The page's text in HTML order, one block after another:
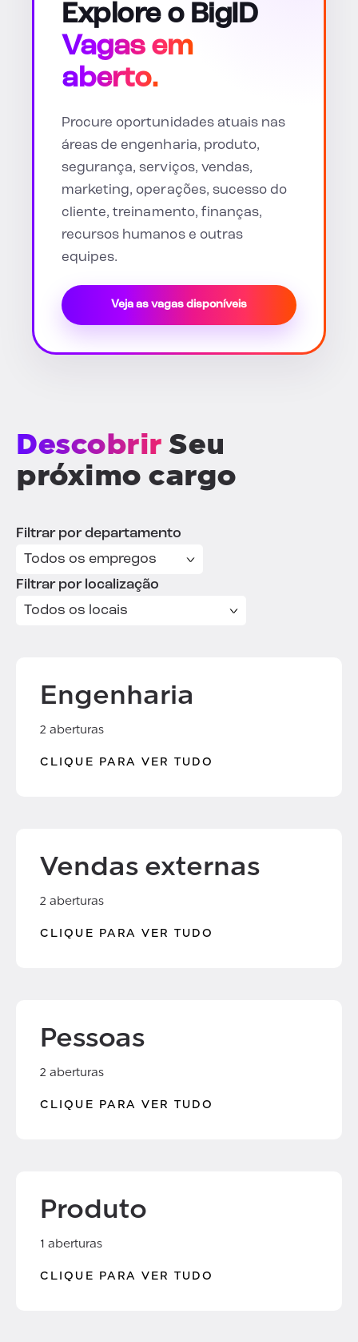
Explore o BigID
Vagas em
aberto.
Procure oportunidades atuais nas
áreas de engenharia, produto,
segurança, serviços, vendas,
marketing, operações, sucesso do
cliente, treinamento, finanças,
recursos humanos e outras
equipes.
Veja as vagas disponíveis
Descobrir Seu
próximo cargo
Filtrar por departamento
Filtrar por localização
Engenharia
2 aberturas
CLIQUE PARA VER TUDO
Vendas externas
2 aberturas
CLIQUE PARA VER TUDO
Pessoas
2 aberturas
CLIQUE PARA VER TUDO
Produto
1 aberturas
CLIQUE PARA VER TUDO